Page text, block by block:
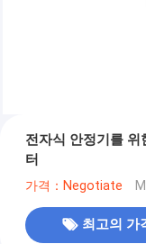
전자식 안정기를
터
가격：Negotiate
최고의 가